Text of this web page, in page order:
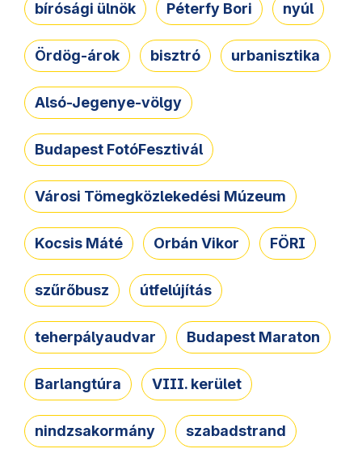
bírósági ülnök Péterfy Bori nyúl
Ördög-árok bisztró urbanisztika
Alsó-Jegenye-völgy
Budapest FotóFesztivál
Városi Tömegközlekedési Múzeum
Kocsis Máté Orbán Vikor FÖRI
szűrőbusz útfelújítás
teherpályaudvar Budapest Maraton
Barlangtúra VIII. kerület
nindzsakormány szabadstrand